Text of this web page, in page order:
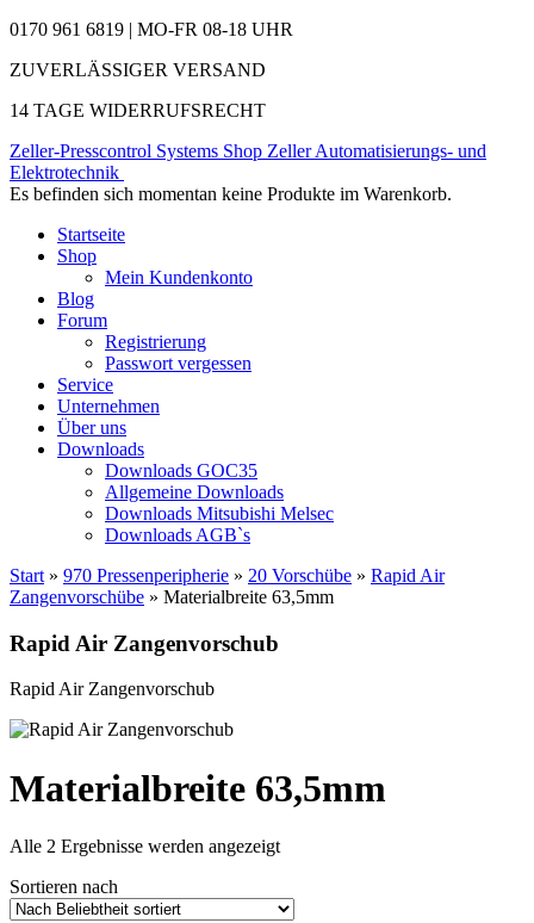
0170 961 6819 | MO-FR 08-18 UHR
ZUVERLÄSSIGER VERSAND
14 TAGE WIDERRUFSRECHT
Zeller-Presscontrol Systems Shop Zeller Automatisierungs- und
Elektrotechnik
Es befinden sich momentan keine Produkte im Warenkorb.
Startseite
Shop
Mein Kundenkonto
Blog
Forum
Registrierung
Passwort vergessen
Service
Unternehmen
Über uns
Downloads
Downloads GOC35
Allgemeine Downloads
Downloads Mitsubishi Melsec
Downloads AGB`s
Start » 970 Pressenperipherie » 20 Vorschübe » Rapid Air
Zangenvorschübe » Materialbreite 63,5mm
Rapid Air Zangenvorschub
Rapid Air Zangenvorschub
Materialbreite 63,5mm
Alle 2 Ergebnisse werden angezeigtNach
Sortieren nach